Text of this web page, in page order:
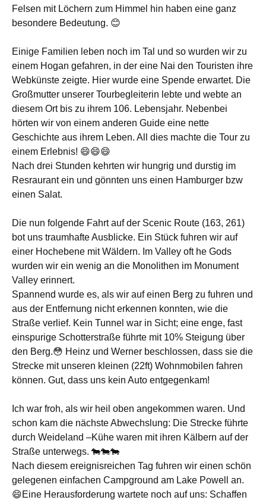
Felsen mit Löchern zum Himmel hin haben eine ganz
besondere Bedeutung. 😊
Einige Familien leben noch im Tal und so wurden wir zu
einem Hogan gefahren, in der eine Nai den Touristen ihre
Webkünste zeigte. Hier wurde eine Spende erwartet. Die
Großmutter unserer Tourbegleiterin lebte und webte an
diesem Ort bis zu ihrem 106. Lebensjahr. Nebenbei
hörten wir von einem anderen Guide eine nette
Geschichte aus ihrem Leben. All dies machte die Tour zu
einem Erlebnis! 😄😄😄
Nach drei Stunden kehrten wir hungrig und durstig im
Resraurant ein und gönnten uns einen Hamburger bzw
einen Salat.
Die nun folgende Fahrt auf der Scenic Route (163, 261)
bot uns traumhafte Ausblicke. Ein Stück fuhren wir auf
einer Hochebene mit Wäldern. Im Valley oft he Gods
wurden wir ein wenig an die Monolithen im Monument
Valley erinnert.
Spannend wurde es, als wir auf einen Berg zu fuhren und
aus der Entfernung nicht erkennen konnten, wie die
Straße verlief. Kein Tunnel war in Sicht; eine enge, fast
einspurige Schotterstraße führte mit 10% Steigung über
den Berg.😳 Heinz und Werner beschlossen, dass sie die
Strecke mit unseren kleinen (22ft) Wohnmobilen fahren
können. Gut, dass uns kein Auto entgegenkam!
Ich war froh, als wir heil oben angekommen waren. Und
schon kam die nächste Abwechslung: Die Strecke führte
durch Weideland ­–Kühe waren mit ihren Kälbern auf der
Straße unterwegs. 🐄🐄🐄
Nach diesem ereignisreichen Tag fuhren wir einen schön
gelegenen einfachen Campground am Lake Powell an.
😄Eine Herausforderung wartete noch auf uns: Schaffen